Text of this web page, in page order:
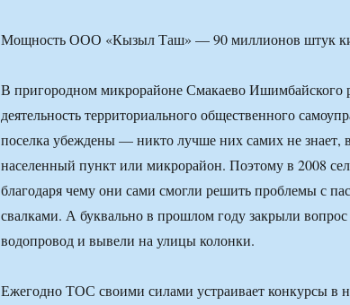
Мощность ООО «Кызыл Таш» — 90 миллионов штук
В пригородном микрорайоне Смакаево Ишимбайского
деятельность территориального общественного
поселка убеждены — никто лучше них самих не знает,
населенный пункт или микрорайон. Поэтому в 2008
благодаря чему они сами смогли решить проблемы с
свалками. А буквально в прошлом году закрыли
водопровод и вывели на улицы колонки.
Ежегодно ТОС своими силами устраивает конкурсы